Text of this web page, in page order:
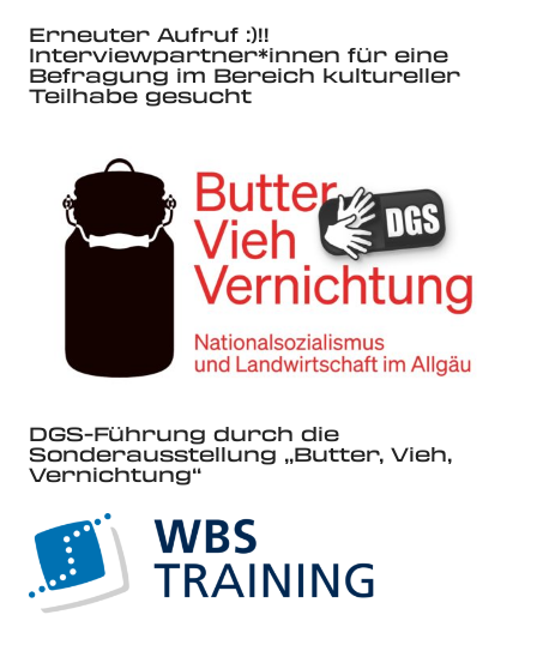
Erneuter Aufruf :)!!
Interviewpartner*innen für eine
Befragung im Bereich kultureller
Teilhabe gesucht
DGS-Führung durch die
Sonderausstellung „Butter, Vieh,
Vernichtung“